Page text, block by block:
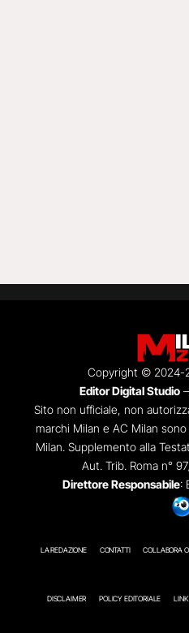
Copyright © 2024-
Editor Digital Studio–
Sito non ufficiale, non
marchi Milan e AC Milan
Milan. Supplemento alla
Aut. Trib. Roma n°
Direttore Responsabile:
LA REDAZIONE CONTATTI COLLABORA
DISCLAIMER POLICY EDITORIALE LINK